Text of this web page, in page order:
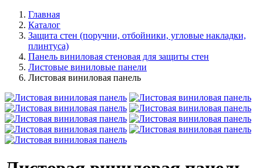
Главная
Каталог
Защита стен (поручни, отбойники, угловые накладки,
плинтуса)
Панель виниловая стеновая для защиты стен
Листовые виниловые панели
Листовая виниловая панель